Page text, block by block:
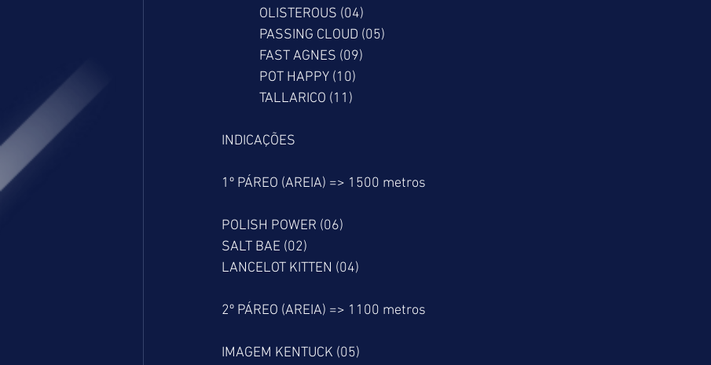
            OLISTEROUS (04)
PASSING CLOUD (05)
            FAST AGNES (09)
POT HAPPY (10)
            TALLARICO (11)
INDICAÇÕES
1º PÁREO (AREIA) => 1500 metros
POLISH POWER (06)
SALT BAE (02)
LANCELOT KITTEN (04)
2º PÁREO (AREIA) => 1100 metros
IMAGEM KENTUCK (05)